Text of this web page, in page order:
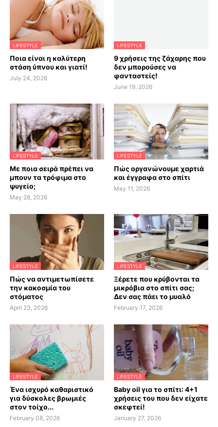
LIFESTYLE
Ποια είναι η καλύτερη
στάση ύπνου και γιατί!
July 24, 2026
LIFESTYLE
9 χρήσεις της ζάχαρης που
δεν μπορούσες να
φανταστείς!
June 19, 2026
LIFESTYLE
Με ποια σειρά πρέπει να
μπουν τα τρόφιμα στο
ψυγείο;
May 28, 2026
LIFESTYLE
Πώς οργανώνουμε χαρτιά
και έγγραφα στο σπίτι
May 11, 2026
LIFESTYLE
Πώς να αντιμετωπίσετε
την κακοσμία του
στόματος
April 23, 2026
LIFESTYLE
Ξέρετε που κρύβονται τα
μικρόβια στο σπίτι σας;
Δεν σας πάει το μυαλό
February 17, 2026
LIFESTYLE
Ένα ισχυρό καθαριστικό
για δύσκολες βρωμιές
στον τοίχο...
February 08, 2026
LIFESTYLE
Baby oil για το σπίτι: 4+1
χρήσεις του που δεν είχατε
σκεφτεί!
January 27, 2026